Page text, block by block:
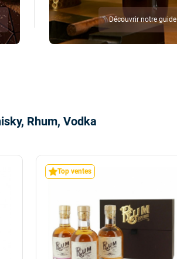
Découvrir notre guide
Rhum, Vodka
Top ventes